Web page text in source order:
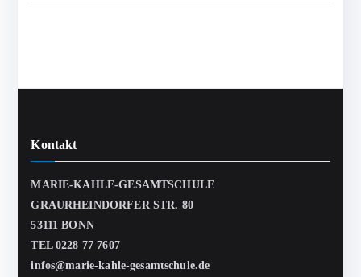
Kontakt
MARIE-KAHLE-GESAMTSCHULE
GRAURHEINDORFER STR. 80
53111 BONN
TEL 0228 77 7607
infos@marie-kahle-gesamtschule.de